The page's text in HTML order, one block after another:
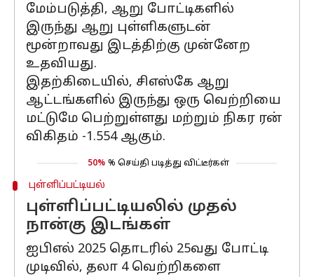
மேம்படுத்தி, ஆறு போட்டிகளில்
இருந்து ஆறு புள்ளிகளுடன்
மூன்றாவது இடத்திற்கு முன்னேற
உதவியது.
இதற்கிடையில், சிஎஸ்கே ஆறு
ஆட்டங்களில் இருந்து ஒரு வெற்றியை
மட்டுமே பெற்றுள்ளது மற்றும் நிகர ரன்
விகிதம் -1.554 ஆகும்.
50% % செய்தி படித்து விட்டீர்கள்
புள்ளிப்பட்டியல்
புள்ளிப்பட்டியலில் முதல்
நான்கு இடங்கள்
ஐபிஎல் 2025 தொடரில் 25வது போட்டி
முடிவில், தலா 4 வெற்றிகளை